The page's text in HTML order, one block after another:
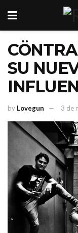
SU
by Lovegun 3 de